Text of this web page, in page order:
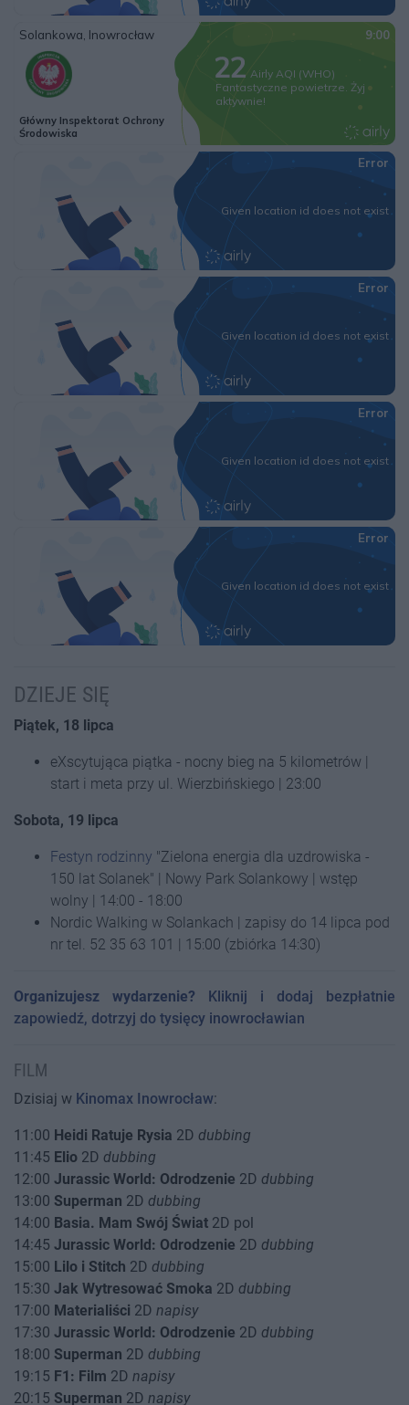
DZIEJE SIĘ
Piątek, 18 lipca
eXscytująca piątka - nocny bieg na 5 kilometrów |
start i meta przy ul. Wierzbińskiego | 23:00
Sobota, 19 lipca
Festyn rodzinny "Zielona energia dla uzdrowiska -
150 lat Solanek" | Nowy Park Solankowy | wstęp
wolny | 14:00 - 18:00
Nordic Walking w Solankach | zapisy do 14 lipca pod
nr tel. 52 35 63 101 | 15:00 (zbiórka 14:30)
Organizujesz wydarzenie? Kliknij i dodaj bezpłatnie
zapowiedź, dotrzyj do tysięcy inowrocławian
FILM
Dzisiaj w Kinomax Inowrocław:
11:00 Heidi Ratuje Rysia 2D dubbing
11:45 Elio 2D dubbing
12:00 Jurassic World: Odrodzenie 2D dubbing
13:00 Superman 2D dubbing
14:00 Basia. Mam Swój Świat 2D pol
14:45 Jurassic World: Odrodzenie 2D dubbing
15:00 Lilo i Stitch 2D dubbing
15:30 Jak Wytresować Smoka 2D dubbing
17:00 Materialiści 2D napisy
17:30 Jurassic World: Odrodzenie 2D dubbing
18:00 Superman 2D dubbing
19:15 F1: Film 2D napisy
20:15 Superman 2D napisy